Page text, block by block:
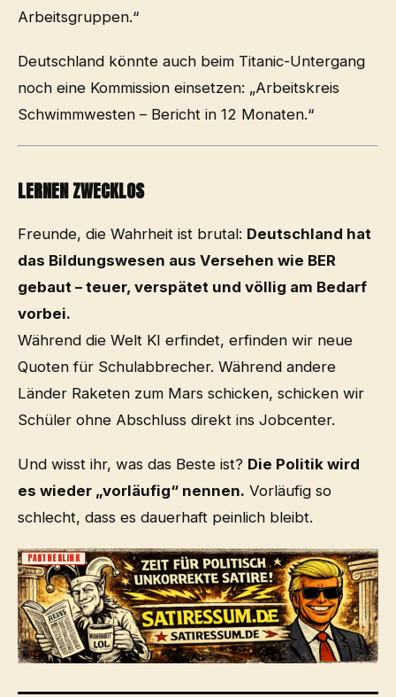
Arbeitsgruppen.“
Deutschland könnte auch beim Titanic-Untergang
noch eine Kommission einsetzen: „Arbeitskreis
Schwimmwesten – Bericht in 12 Monaten.“
LERNEN ZWECKLOS
Freunde, die Wahrheit ist brutal: Deutschland hat
das Bildungswesen aus Versehen wie BER
gebaut – teuer, verspätet und völlig am Bedarf
vorbei.
Während die Welt KI erfindet, erfinden wir neue
Quoten für Schulabbrecher. Während andere
Länder Raketen zum Mars schicken, schicken wir
Schüler ohne Abschluss direkt ins Jobcenter.
Und wisst ihr, was das Beste ist? Die Politik wird
es wieder „vorläufig“ nennen. Vorläufig so
schlecht, dass es dauerhaft peinlich bleibt.
PARTNERLINK